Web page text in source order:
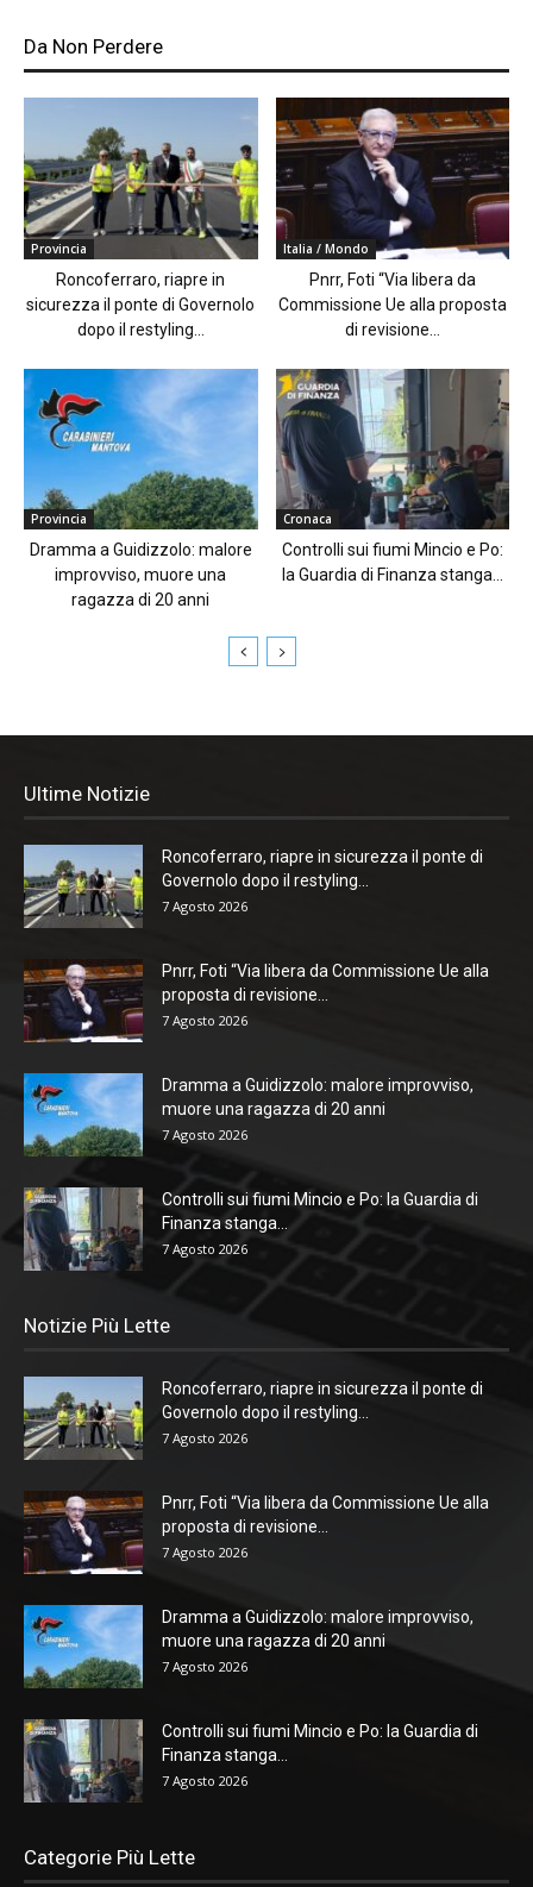
Da Non Perdere
Provincia
Roncoferraro, riapre in
sicurezza il ponte di Governolo
dopo il restyling...
Italia / Mondo
Pnrr, Foti “Via libera da
Commissione Ue alla proposta
di revisione...
Provincia
Dramma a Guidizzolo: malore
improvviso, muore una
ragazza di 20 anni
Cronaca
Controlli sui fiumi Mincio e Po:
la Guardia di Finanza stanga...
Ultime Notizie
Roncoferraro, riapre in sicurezza il ponte di
Governolo dopo il restyling...
7 Agosto 2026
Pnrr, Foti “Via libera da Commissione Ue alla
proposta di revisione...
7 Agosto 2026
Dramma a Guidizzolo: malore improvviso,
muore una ragazza di 20 anni
7 Agosto 2026
Controlli sui fiumi Mincio e Po: la Guardia di
Finanza stanga...
7 Agosto 2026
Notizie Più Lette
Roncoferraro, riapre in sicurezza il ponte di
Governolo dopo il restyling...
7 Agosto 2026
Pnrr, Foti “Via libera da Commissione Ue alla
proposta di revisione...
7 Agosto 2026
Dramma a Guidizzolo: malore improvviso,
muore una ragazza di 20 anni
7 Agosto 2026
Controlli sui fiumi Mincio e Po: la Guardia di
Finanza stanga...
7 Agosto 2026
Categorie Più Lette